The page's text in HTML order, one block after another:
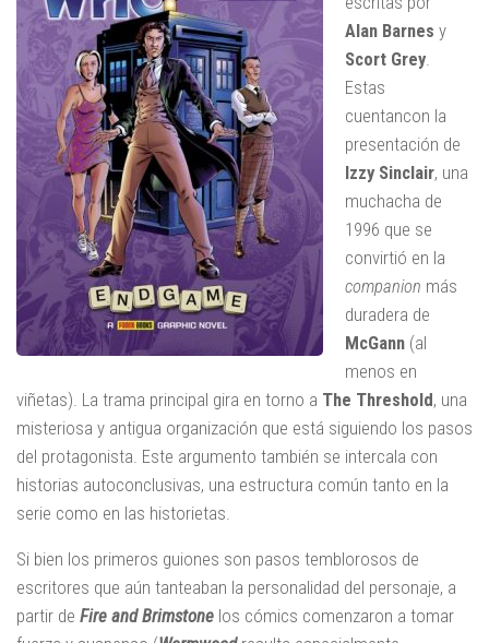
Alan Barnes y
Scort Grey
Estas
cuentancon la
presentación de
Izzy Sinclair, una
muchacha de
1996 que se
convirtió en la
companion más
duradera de
McGann (al
menos en
viñetas). La trama principal gira en torno a The Threshold, una
misteriosa y antigua organización que está siguiendo los pasos
del protagonista. Este argumento también se intercala con
historias autoconclusivas, una estructura común tanto en la
serie como en las historietas.
Si bien los primeros guiones son pasos temblorosos de
escritores que aún tanteaban la personalidad del personaje, a
partir de Fire and Brimstone los cómics comenzaron a tomar